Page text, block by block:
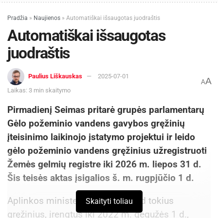
Pataria rinktis vandeningus vaisius ir daržoves / Unsplash
Vasarą – vandeningi vaisiai ir daržovės
Specialisčių teigimu, subalansuota mityba taip
pat atlieka svarbų vaidmenį dehidratacijos
prevencijoje: vaisiai, daržovės, riešutai ir kiti
maisto produktai natūraliai aprūpina organizmą
būtinomis medžiagomis, kurios padeda palaikyti
tinkamą hidratacijos lygį.
Maleckaitė vasarą pataria rinktis vandeningus
vaisius ir daržoves – agurkus, cukinijas, arbūzus,
persikus ar braškes, o ruošiantis kelionėms ar
ilgam buvimui saulėkaitoje vaistininkė pataria su
savimi turėti vandens, elektrolitų miltelių ar
Pradžia » Naujienos » Automatiškai išsaugotas juodraštis
Automatiškai išsaugotas
juodraštis
Paulius Liškauskas
2025-07-01
Laikas: 3 min skaitymo
AA
Pirmadienį Seimas pritarė grupės parlamentarų
Gėlo požeminio vandens gavybos gręžinių
įteisinimo laikinojo įstatymo projektui ir leido
gėlo požeminio vandens gręžinius užregistruoti
Žemės gelmių registre iki 2026 m. liepos 31 d.
Šis teisės aktas įsigalios š. m. rugpjūčio 1 d.
Aplinkos ministerija primena, kad tokius
gręžinius, įrengtus iki 2022 m. gegužės 1 d.,
Skaityti toliau